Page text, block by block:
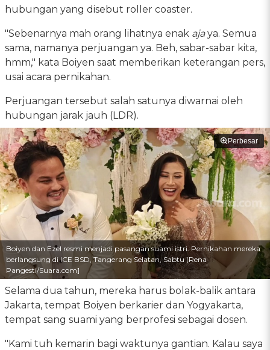
hubungan yang disebut roller coaster.
"Sebenarnya mah orang lihatnya enak ajaya. Semua
sama, namanya perjuangan ya. Beh, sabar-sabar kita,
hmm," kata Boiyen saat memberikan keterangan pers,
usai acara pernikahan.
Perjuangan tersebut salah satunya diwarnai oleh
hubungan jarak jauh (LDR).
Perbesar
Boiyen dan Ezel resmi menjadi pasangan suami istri. Pernikahan mereka
berlangsung di ICE BSD, Tangerang Selatan, Sabtu (Rena
Pangesti/Suara.com]
Selama dua tahun, mereka harus bolak-balik antara
Jakarta, tempat Boiyen berkarier dan Yogyakarta,
tempat sang suami yang berprofesi sebagai dosen.
"Kami tuh kemarin bagi waktunya gantian. Kalau saya